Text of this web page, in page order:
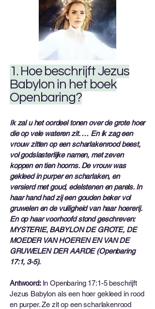
1. Hoe beschrijft Jezus
Babylon in het boek
Openbaring?
Ik zal u het oordeel tonen over de grote hoer
die op vele wateren zit. … En ik zag een
vrouw zitten op een scharlakenrood beest,
vol godslasterlijke namen, met zeven
koppen en tien hoorns. De vrouw was
gekleed in purper en scharlaken, en
versierd met goud, edelstenen en parels. In
haar hand had zij een gouden beker vol
gruwelen en de vuiligheid van haar hoererij.
En op haar voorhoofd stond geschreven:
MYSTERIE, BABYLON DE GROTE, DE
MOEDER VAN HOEREN EN VAN DE
GRUWELEN DER AARDE (Openbaring
17:1, 3-5).
Antwoord: In Openbaring 17:1-5 beschrijft
Jezus Babylon als een hoer gekleed in rood
en purper. Ze zit op een scharlakenrood